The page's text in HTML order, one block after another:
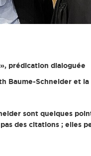
prédication dialoguée
Baume-Schneider et
sont quelques
des citations ; elles